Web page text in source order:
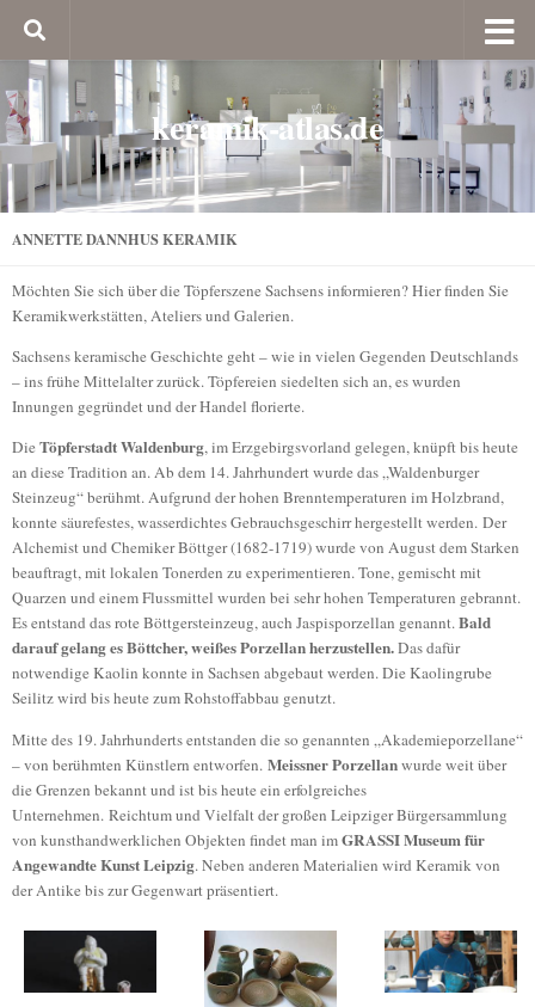
keramik-atlas.de
ANNETTE DANNHUS KERAMIK
Möchten Sie sich über die Töpferszene Sachsens informieren? Hier finden Sie
Keramikwerkstätten, Ateliers und Galerien.
Sachsens keramische Geschichte geht – wie in vielen Gegenden Deutschlands
– ins frühe Mittelalter zurück. Töpfereien siedelten sich an, es wurden
Innungen gegründet und der Handel florierte.
DieTöpferstadt Waldenburg, im Erzgebirgsvorland gelegen, knüpft bis heute
an diese Tradition an. Ab dem 14. Jahrhundert wurde das „Waldenburger
Steinzeug“ berühmt. Aufgrund der hohen Brenntemperaturen im Holzbrand,
konnte säurefestes, wasserdichtes Gebrauchsgeschirr hergestellt werden. Der
Alchemist und Chemiker Böttger (1682-1719) wurde von August dem Starken
beauftragt, mit lokalen Tonerden zu experimentieren. Tone, gemischt mit
Quarzen und einem Flussmittel wurden bei sehr hohen Temperaturen gebrannt.
Es entstand das rote Böttgersteinzeug, auch Jaspisporzellan genannt.Bald
darauf gelang es Böttcher, weißes Porzellan herzustellen.Das dafür
notwendige Kaolin konnte in Sachsen abgebaut werden. Die Kaolingrube
Seilitz wird bis heute zum Rohstoffabbau genutzt.
Mitte des 19. Jahrhunderts entstanden die so genannten „Akademieporzellane“
– von berühmten Künstlern entworfen. Meissner Porzellanwurde weit über
die Grenzen bekannt und ist bis heute ein erfolgreiches
Unternehmen. Reichtum und Vielfalt der großen Leipziger Bürgersammlung
von kunsthandwerklichen Objekten findet man imGRASSI Museum für
Angewandte Kunst Leipzig. Neben anderen Materialien wird Keramik von
der Antike bis zur Gegenwart präsentiert.